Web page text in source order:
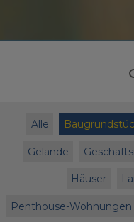
Alle
Gelände
Häuser
Penthouse-Wohnungen